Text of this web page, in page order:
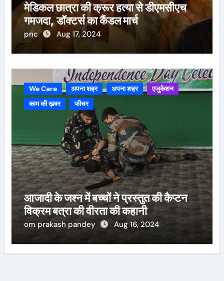
मेडिकल छात्रा की क्रूर हत्या से डीएमसीएच
गमजदा, डॉक्टर्स का कैंडल मार्च
pnc Aug 17, 2024
We Care अपना शहर अपना शहर
एजुकेशन
काम की ख़बर
फीचर
आजादी के जश्न में बच्चों ने प्रस्तुत की कैप्टन
विक्रम बत्रा की वीरता की कहानी
om prakash pandey Aug 16, 2024